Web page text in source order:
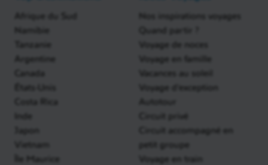
Afrique du Sud
Namibie
Tanzanie
Argentine
Canada
États-Unis
Costa Rica
Inde
Japon
Vietnam
Île Maurice
Nos inspirations voyages
Quand partir ?
Voyage de noces
Voyage en famille
Vacances au soleil
Voyage d'exception
Autotour
Circuit privé
Circuit accompagné en
petit groupe
Voyage en train